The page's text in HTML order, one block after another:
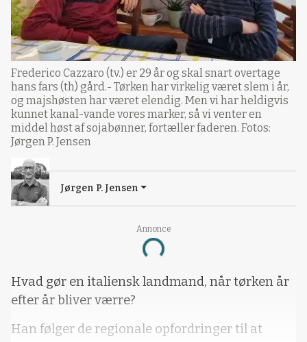
Annonce
Loading...
Frederico Cazzaro (tv.) er 29 år og skal snart overtage
hans fars (th) gård.- Tørken har virkelig været slem i år,
og majshøsten har været elendig. Men vi har heldigvis
kunnet kanal-vande vores marker, så vi venter en
middel høst af sojabønner, fortæller faderen. Fotos:
Jørgen P. Jensen
Jørgen P. Jensen
Hvad gør en italiensk landmand, når tørken år
efter år bliver værre?
Han følger de regionale opfordringer til at